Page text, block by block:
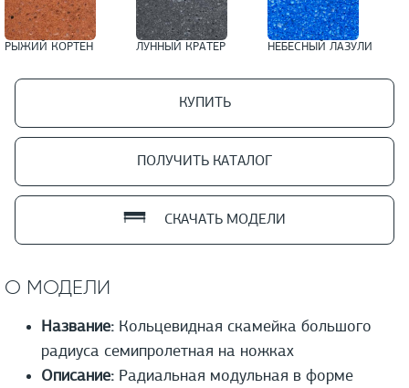
РЫЖИЙ КОРТЕН ЛУННЫЙ КРАТЕР НЕБЕСНЫЙ ЛАЗУЛИ
КУПИТЬ
ПОЛУЧИТЬ КАТАЛОГ
СКАЧАТЬ МОДЕЛИ
О МОДЕЛИ
Название: Кольцевидная скамейка большого
радиуса семипролетная на ножках
Описание: Радиальная модульная в форме